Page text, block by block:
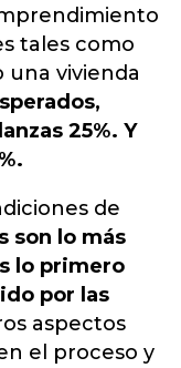
tales como
vivienda
25%. Y
de
son lo más
lo primero
por las
aspectos
el proceso y